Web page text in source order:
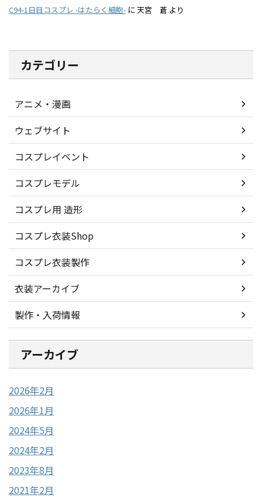
C94-1日目コスプレ -はたらく細胞- に 天宮 蒼 より
カテゴリー
アニメ・漫画
ウェブサイト
コスプレイベント
コスプレモデル
コスプレ用 造形
コスプレ衣装Shop
コスプレ衣装製作
衣装アーカイブ
製作・入荷情報
アーカイブ
2026年2月
2026年1月
2024年5月
2024年2月
2023年8月
2021年2月